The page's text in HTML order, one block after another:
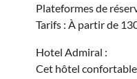
Plateformes de
Tarifs : À partir de
Hotel Admiral :
Cet hôtel confortable